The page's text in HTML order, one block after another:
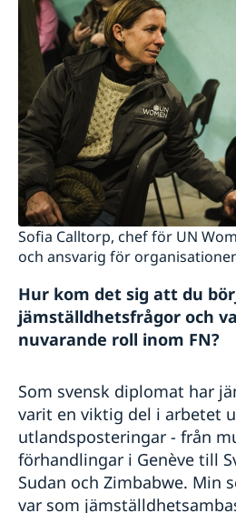
Sofia Calltorp, chef för UN
och ansvarig för
Hur kom det sig att du
jämställdhetsfrågor och
nuvarande roll inom FN?
Som svensk diplomat har
varit en viktig del i arbetet
utlandsposteringar - från
förhandlingar i Genève till
Sudan och Zimbabwe. Min
var som